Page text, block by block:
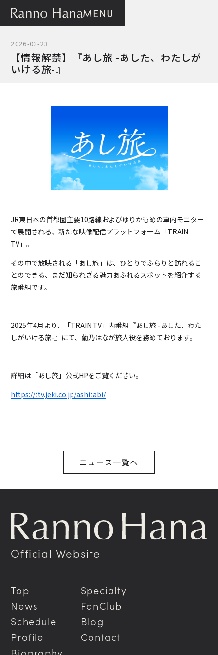
MENU
2026-03-23
【情報解禁】『あし旅 -あした、わたしが
いける旅-』
JR東日本の首都圏主要10路線およびゆりかもめの車内モニター
で展開される、新たな映像配信プラットフォーム「TRAIN
TV」。
その中で放映される「あし旅」は、ひとりでふらりと訪れるこ
とのできる、まだ知られざる魅力あふれるスポットを紹介する
旅番組です。
2025年4月より、「TRAIN TV」内番組『あし旅 -あした、わた
しがいける旅-』にて、蘭乃はなが旅人役を務めております。
詳細は「あし旅」公式HPをご覧ください。
https://ttv.jeki.co.jp/ashitabi/
ニュース一覧へ
Official Website
Top
News
Schedule
Profile
Biography
Specialty
FanClub
Blog
Contact